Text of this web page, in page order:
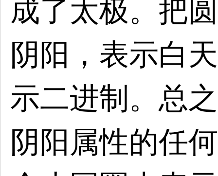
成了太极。把
阴阳，表示白
示二进制。总
阴阳属性的任